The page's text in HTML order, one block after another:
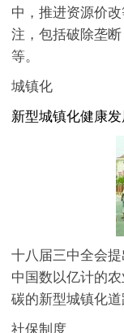
中，推进资源价
注，包括破除垄
等。
城镇化
新型城镇化健康发
十八届三中全会
中国数以亿计的
碳的新型城镇化
社保制度